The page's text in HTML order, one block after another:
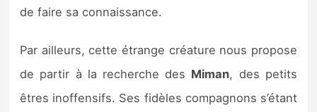
de faire sa connaissance.
Par ailleurs, cette étrange créature nous propose
de partir à la recherche des Miman, des petits
êtres inoffensifs. Ses fidèles compagnons s’étant